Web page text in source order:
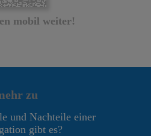
mobil weiter!
zu
und Nachteile einer
gibt es?